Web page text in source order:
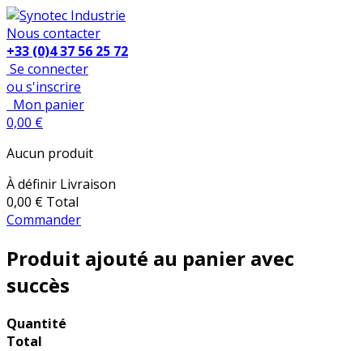
Nous contacter
+33 (0)4 37 56 25 72
Se connecter
ou s'inscrire
Mon panier
0,00 €
Aucun produit
À définir Livraison
0,00 € Total
Commander
Produit ajouté au panier avec
succès
Quantité
Total